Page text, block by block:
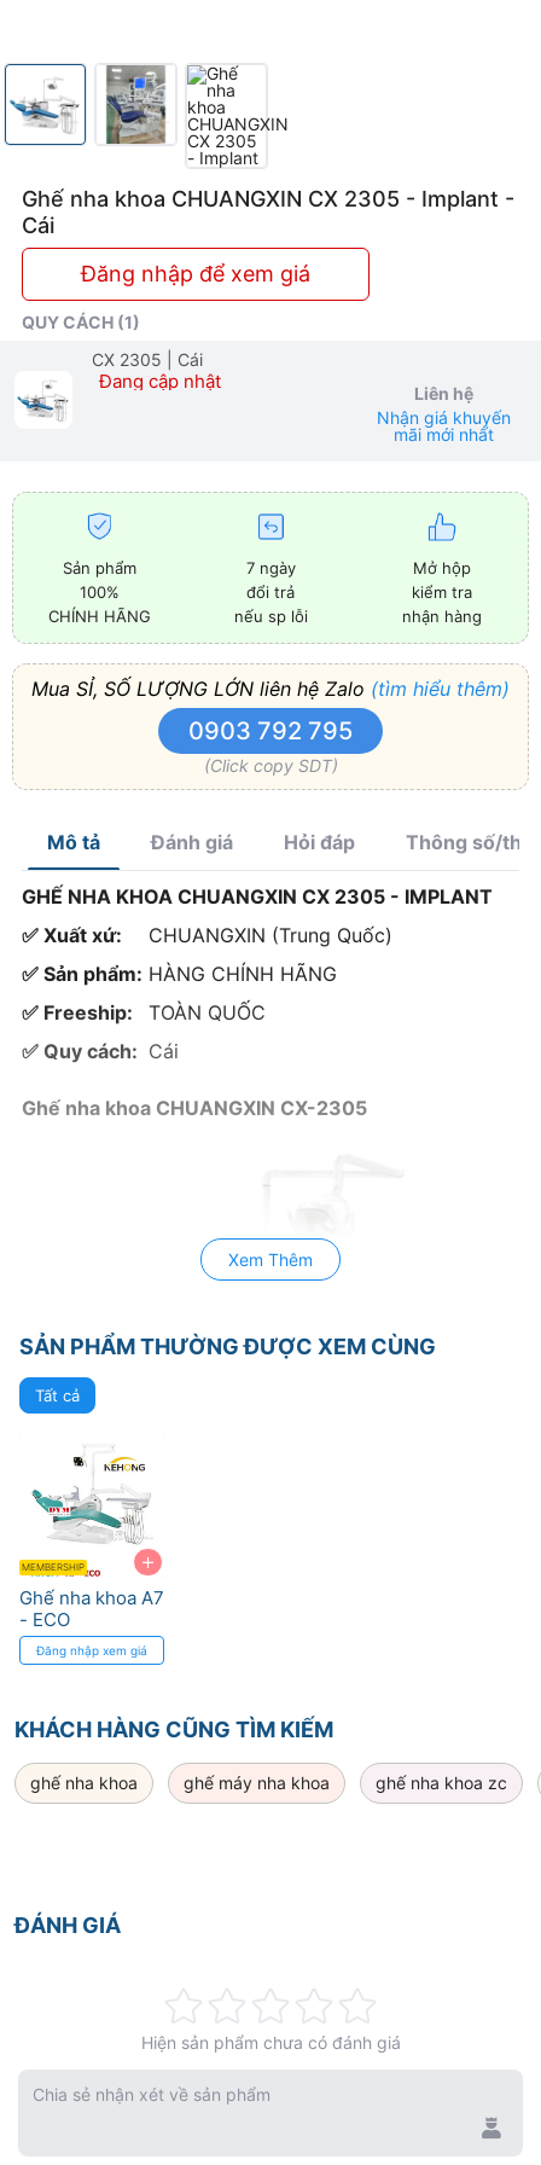
Ghế nha khoa CHUANGXIN CX 2305 - Implant -
Cái
Đăng nhập để xem giá
QUY CÁCH (1)
CX 2305
| Cái
Đang cập nhật
Liên hệ
Nhận giá khuyến
mãi mới nhất
Sản phẩm
100%
CHÍNH HÃNG
7 ngày
đổi trả
nếu sp lỗi
Mở hộp
kiểm tra
nhận hàng
Mua SỈ, SỐ LƯỢNG LỚN liên hệ Zalo (tìm hiểu thêm)
0903 792 795
(Click copy SDT)
Mô tả Đánh giá Hỏi đáp Thông số/
GHẾ NHA KHOA CHUANGXIN CX 2305 - IMPLANT
✅ Xuất xứ:
CHUANGXIN (Trung Quốc)
✅ Sản phẩm: HÀNG CHÍNH HÃNG
✅ Freeship:
TOÀN QUỐC
✅ Quy cách: Cái
Ghế nha khoa CHUANGXIN CX-2305
Xem Thêm
SẢN PHẨM THƯỜNG ĐƯỢC XEM CÙNG
Tất cả
+
MEMBERSHIP
Ghế nha khoa A7
- ECO
Đăng nhập xem giá
KHÁCH HÀNG CŨNG TÌM KIẾM
ghế nha khoa ghế máy nha khoa ghế nha khoa zc
ĐÁNH GIÁ
0%
Hiện sản phẩm chưa có đánh giá
Chia sẻ nhận xét về sản phẩm